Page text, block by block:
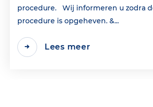
procedure. Wij informeren u zodra
procedure is opgeheven. &...
Lees meer